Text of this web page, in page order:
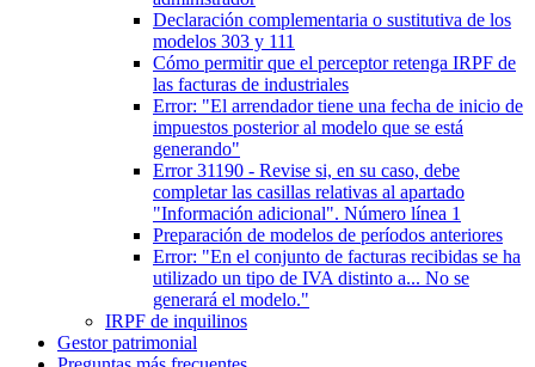
Declaración complementaria o sustitutiva de los
modelos 303 y 111
Cómo permitir que el perceptor retenga IRPF de
las facturas de industriales
Error: "El arrendador tiene una fecha de inicio de
impuestos posterior al modelo que se está
generando"
Error 31190 - Revise si, en su caso, debe
completar las casillas relativas al apartado
"Información adicional". Número línea 1
Preparación de modelos de períodos anteriores
Error: "En el conjunto de facturas recibidas se ha
utilizado un tipo de IVA distinto a... No se
generará el modelo."
IRPF de inquilinos
Gestor patrimonial